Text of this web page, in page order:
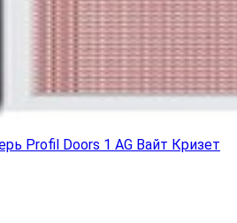
Profil Doors 1 AG Вайт Кризет